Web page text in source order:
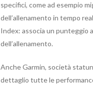
specifici, come ad esempio
dell’allenamento in tempo
Index: associa un punteggio
dell’allenamento.
Anche Garmin, società
dettaglio tutte le